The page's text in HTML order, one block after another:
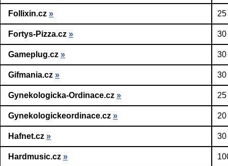
Follixin.cz »
Fortys-Pizza.cz » 30
Gameplug.cz » 30
Gifmania.cz » 30
Gynekologicka-Ordinace.cz »
Gynekologickeordinace.cz »
Hafnet.cz » 30
Hardmusic.cz »